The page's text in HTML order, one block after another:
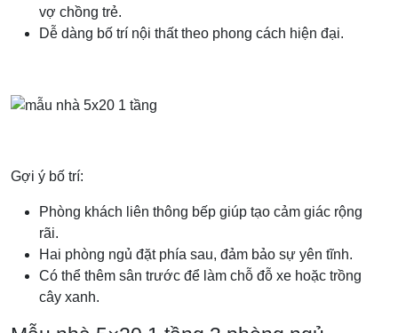
vợ chồng trẻ.
Dễ dàng bố trí nội thất theo phong cách hiện đại.
Gợi ý bố trí:
Phòng khách liên thông bếp giúp tạo cảm giác rộng
rãi.
Hai phòng ngủ đặt phía sau, đảm bảo sự yên tĩnh.
Có thể thêm sân trước để làm chỗ đỗ xe hoặc trồng
cây xanh.